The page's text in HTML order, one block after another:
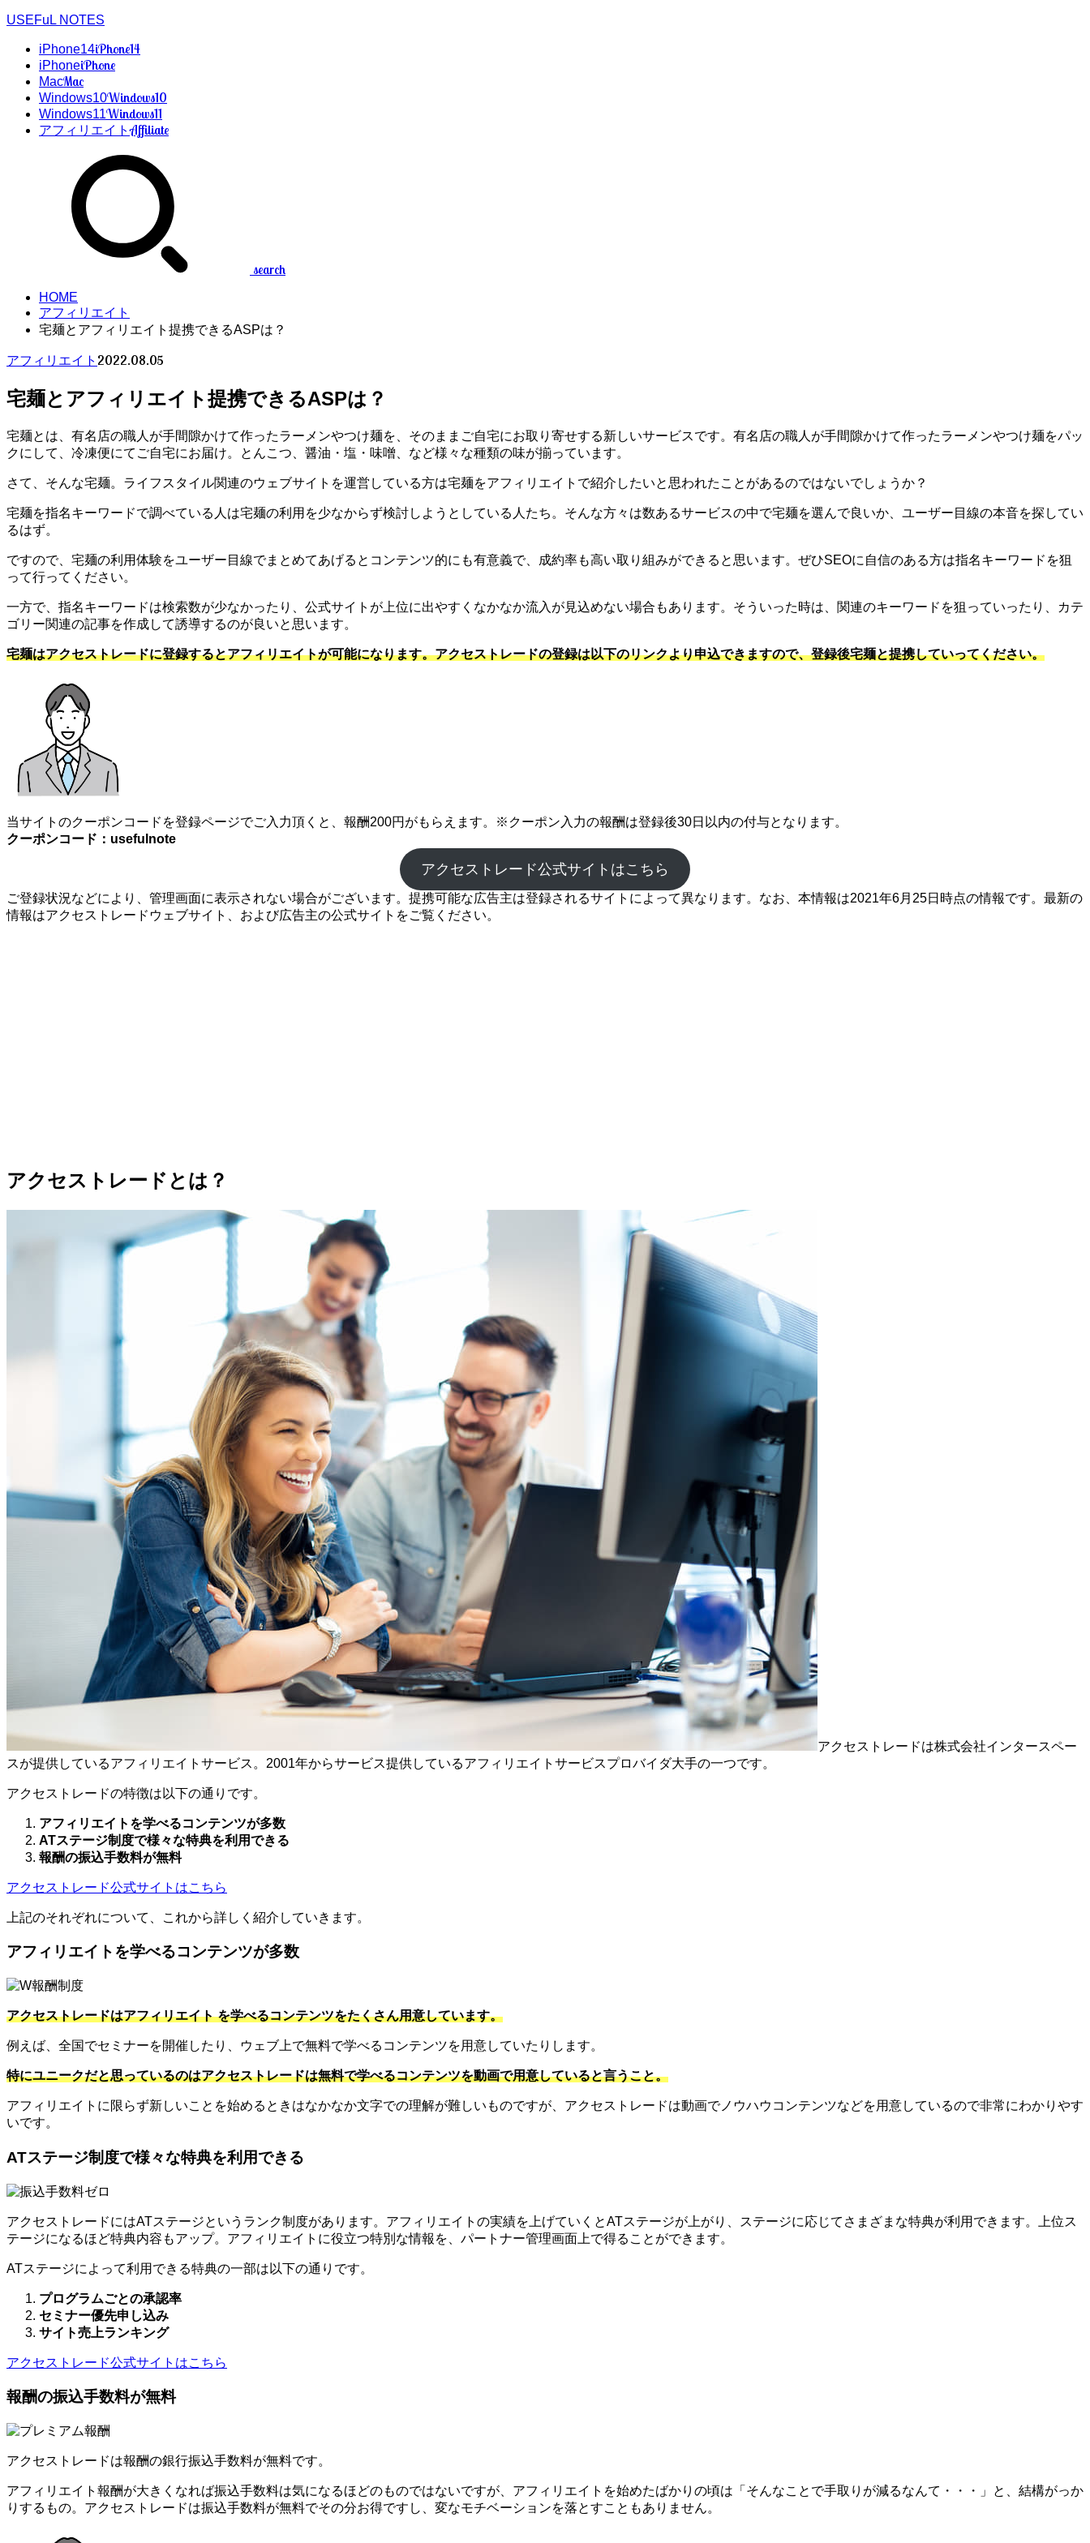
USEFuL NOTES
iPhone14iPhone14
iPhoneiPhone
MacMac
Windows10Windows10
Windows11Windows11
アフィリエイトAffiliate
search
HOME
アフィリエイト
宅麺とアフィリエイト提携できるASPは？
アフィリエイト 2022.08.05
宅麺とアフィリエイト提携できるASPは？
宅麺とは、有名店の職人が手間隙かけて作ったラーメンやつけ麺を、そのままご自宅にお取り寄せする新しいサービスです。有名店の職人が手間隙かけて作ったラーメンやつけ麺をパッ
クにして、冷凍便にてご自宅にお届け。とんこつ、醤油・塩・味噌、など様々な種類の味が揃っています。
さて、そんな宅麺。ライフスタイル関連のウェブサイトを運営している方は宅麺をアフィリエイトで紹介したいと思われたことがあるのではないでしょうか？
宅麺を指名キーワードで調べている人は宅麺の利用を少なからず検討しようとしている人たち。そんな方々は数あるサービスの中で宅麺を選んで良いか、ユーザー目線の本音を探してい
るはず。
ですので、宅麺の利用体験をユーザー目線でまとめてあげるとコンテンツ的にも有意義で、成約率も高い取り組みができると思います。ぜひSEOに自信のある方は指名キーワードを狙
って行ってください。
一方で、指名キーワードは検索数が少なかったり、公式サイトが上位に出やすくなかなか流入が見込めない場合もあります。そういった時は、関連のキーワードを狙っていったり、カテ
ゴリー関連の記事を作成して誘導するのが良いと思います。
宅麺はアクセストレードに登録するとアフィリエイトが可能になります。アクセストレードの登録は以下のリンクより申込できますので、登録後宅麺と提携していってください。
当サイトのクーポンコードを登録ページでご入力頂くと、報酬200円がもらえます。※クーポン入力の報酬は登録後30日以内の付与となります。
クーポンコード：usefulnote
アクセストレード公式サイトはこちら
ご登録状況などにより、管理画面に表示されない場合がございます。提携可能な広告主は登録されるサイトによって異なります。なお、本情報は2021年6月25日時点の情報です。最新の
情報はアクセストレードウェブサイト、および広告主の公式サイトをご覧ください。
アクセストレードとは？
アクセストレードは株式会社インタースペー
スが提供しているアフィリエイトサービス。2001年からサービス提供しているアフィリエイトサービスプロバイダ大手の一つです。
アクセストレードの特徴は以下の通りです。
アフィリエイトを学べるコンテンツが多数
ATステージ制度で様々な特典を利用できる
報酬の振込手数料が無料
アクセストレード公式サイトはこちら
上記のそれぞれについて、これから詳しく紹介していきます。
アフィリエイトを学べるコンテンツが多数
アクセストレードはアフィリエイト を学べるコンテンツをたくさん用意しています。
例えば、全国でセミナーを開催したり、ウェブ上で無料で学べるコンテンツを用意していたりします。
特にユニークだと思っているのはアクセストレードは無料で学べるコンテンツを動画で用意していると言うこと。
アフィリエイトに限らず新しいことを始めるときはなかなか文字での理解が難しいものですが、アクセストレードは動画でノウハウコンテンツなどを用意しているので非常にわかりやす
いです。
ATステージ制度で様々な特典を利用できる
アクセストレードにはATステージというランク制度があります。アフィリエイトの実績を上げていくとATステージが上がり、ステージに応じてさまざまな特典が利用できます。上位ス
テージになるほど特典内容もアップ。アフィリエイトに役立つ特別な情報を、パートナー管理画面上で得ることができます。
ATステージによって利用できる特典の一部は以下の通りです。
プログラムごとの承認率
セミナー優先申し込み
サイト売上ランキング
アクセストレード公式サイトはこちら
報酬の振込手数料が無料
アクセストレードは報酬の銀行振込手数料が無料です。
アフィリエイト報酬が大きくなれば振込手数料は気になるほどのものではないですが、アフィリエイトを始めたばかりの頃は「そんなことで手取りが減るなんて・・・」と、結構がっか
りするもの。アクセストレードは振込手数料が無料でその分お得ですし、変なモチベーションを落とすこともありません。